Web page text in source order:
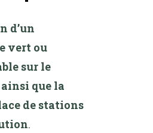
d’un
vert ou
sur le
que la
de stations
.